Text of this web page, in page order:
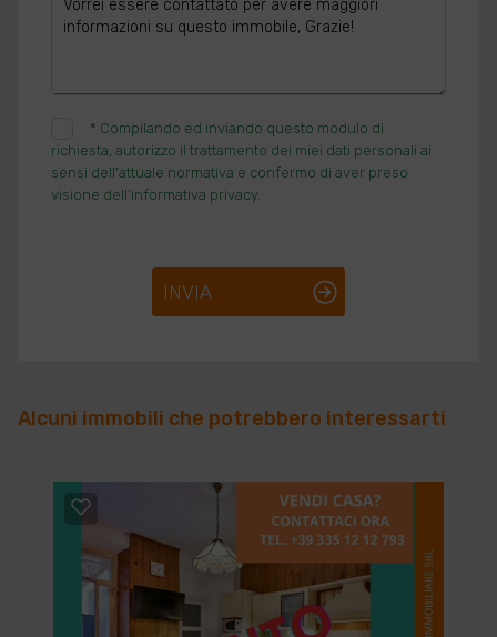
* Compilando ed inviando questo modulo di
richiesta, autorizzo il trattamento dei miei dati personali ai
sensi dell'attuale normativa e confermo di aver preso
visione dell'informativa privacy.
INVIA
Alcuni immobili che potrebbero interessarti